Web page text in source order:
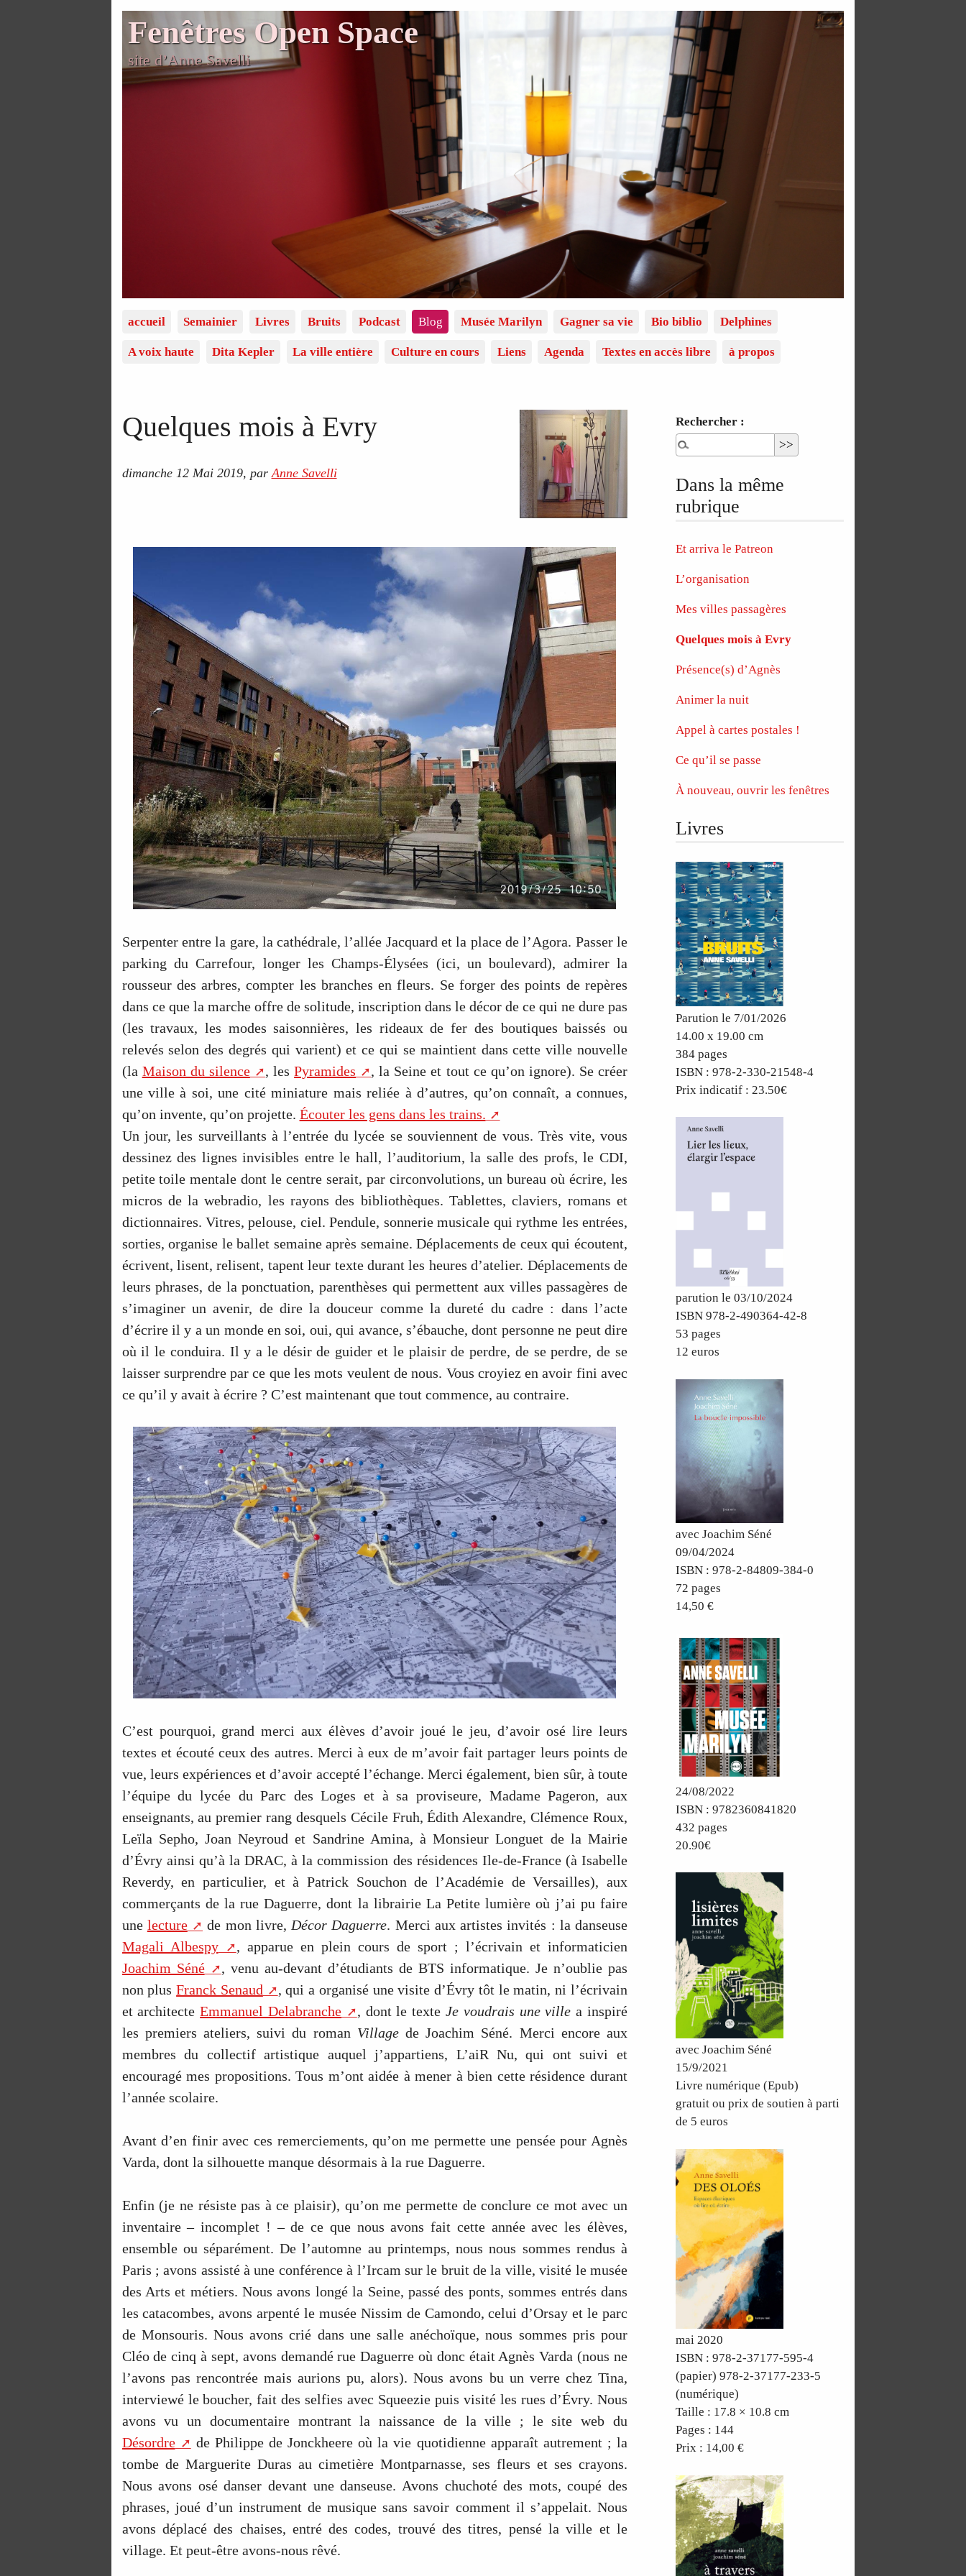
Fenêtres Open Space
site d’Anne Savelli
accueil Semainier Livres Bruits Podcast Blog Musée Marilyn Gagner sa vie Bio biblio Delphines
A voix haute Dita Kepler La ville entière Culture en cours Liens Agenda Textes en accès libre à propos
Quelques mois à Evry
dimanche 12 Mai 2019, par Anne Savelli
Serpenter entre la gare, la cathédrale, l’allée Jacquard et la place de l’Agora. Passer le
parking du Carrefour, longer les Champs-Élysées (ici, un boulevard), admirer la
rousseur des arbres, compter les branches en fleurs. Se forger des points de repères
dans ce que la marche offre de solitude, inscription dans le décor de ce qui ne dure pas
(les travaux, les modes saisonnières, les rideaux de fer des boutiques baissés ou
relevés selon des degrés qui varient) et ce qui se maintient dans cette ville nouvelle
(la Maison du silence , lesPyramides
, la Seine et tout ce qu’on ignore). Se créer
une ville à soi, une cité miniature mais reliée à d’autres, qu’on connaît, a connues,
qu’on invente, qu’on projette. Écouter les gens dans les trains.
Un jour, les surveillants à l’entrée du lycée se souviennent de vous. Très vite, vous
dessinez des lignes invisibles entre le hall, l’auditorium, la salle des profs, le CDI,
petite toile mentale dont le centre serait, par circonvolutions, un bureau où écrire, les
micros de la webradio, les rayons des bibliothèques. Tablettes, claviers, romans et
dictionnaires. Vitres, pelouse, ciel. Pendule, sonnerie musicale qui rythme les entrées,
sorties, organise le ballet semaine après semaine. Déplacements de ceux qui écoutent,
écrivent, lisent, relisent, tapent leur texte durant les heures d’atelier. Déplacements de
leurs phrases, de la ponctuation, parenthèses qui permettent aux villes passagères de
s’imaginer un avenir, de dire la douceur comme la dureté du cadre : dans l’acte
d’écrire il y a un monde en soi, oui, qui avance, s’ébauche, dont personne ne peut dire
où il le conduira. Il y a le désir de guider et le plaisir de perdre, de se perdre, de se
laisser surprendre par ce que les mots veulent de nous. Vous croyiez en avoir fini avec
ce qu’il y avait à écrire ? C’est maintenant que tout commence, au contraire.
C’est pourquoi, grand merci aux élèves d’avoir joué le jeu, d’avoir osé lire leurs
textes et écouté ceux des autres. Merci à eux de m’avoir fait partager leurs points de
vue, leurs expériences et d’avoir accepté l’échange. Merci également, bien sûr, à toute
l’équipe du lycée du Parc des Loges et à sa proviseure, Madame Pageron, aux
enseignants, au premier rang desquels Cécile Fruh, Édith Alexandre, Clémence Roux,
Leïla Sepho, Joan Neyroud et Sandrine Amina, à Monsieur Longuet de la Mairie
d’Évry ainsi qu’à la DRAC, à la commission des résidences Ile-de-France (à Isabelle
Reverdy, en particulier, et à Patrick Souchon de l’Académie de Versailles), aux
commerçants de la rue Daguerre, dont la librairie La Petite lumière où j’ai pu faire
une lecture de mon livre, Décor Daguerre. Merci aux artistes invités : la danseuse
Magali Albespy
, apparue en plein cours de sport ; l’écrivain et informaticien
Joachim Séné
, venu au-devant d’étudiants de BTS informatique. Je n’oublie pas
non plusFranck Senaud
, qui a organisé une visite d’Évry tôt le matin, ni l’écrivain
et architecteEmmanuel Delabranche , dont le texte Je voudrais une ville a inspiré
les premiers ateliers, suivi du roman Villagede Joachim Séné. Merci encore aux
membres du collectif artistique auquel j’appartiens, L’aiR Nu, qui ont suivi et
encouragé mes propositions. Tous m’ont aidée à mener à bien cette résidence durant
l’année scolaire.
Avant d’en finir avec ces remerciements, qu’on me permette une pensée pour Agnès
Varda, dont la silhouette manque désormais à la rue Daguerre.
Enfin (je ne résiste pas à ce plaisir), qu’on me permette de conclure ce mot avec un
inventaire – incomplet ! – de ce que nous avons fait cette année avec les élèves,
ensemble ou séparément. De l’automne au printemps, nous nous sommes rendus à
Paris ; avons assisté à une conférence à l’Ircam sur le bruit de la ville, visité le musée
des Arts et métiers. Nous avons longé la Seine, passé des ponts, sommes entrés dans
les catacombes, avons arpenté le musée Nissim de Camondo, celui d’Orsay et le parc
de Monsouris. Nous avons crié dans une salle anéchoïque, nous sommes pris pour
Cléo de cinq à sept, avons demandé rue Daguerre où donc était Agnès Varda (nous ne
l’avons pas rencontrée mais aurions pu, alors). Nous avons bu un verre chez Tina,
interviewé le boucher, fait des selfies avec Squeezie puis visité les rues d’Évry. Nous
avons vu un documentaire montrant la naissance de la ville ; le site web du
Désordre
de Philippe de Jonckheere où la vie quotidienne apparaît autrement ; la
tombe de Marguerite Duras au cimetière Montparnasse, ses fleurs et ses crayons.
Nous avons osé danser devant une danseuse. Avons chuchoté des mots, coupé des
phrases, joué d’un instrument de musique sans savoir comment il s’appelait. Nous
avons déplacé des chaises, entré des codes, trouvé des titres, pensé la ville et le
village. Et peut-être avons-nous rêvé.
Rechercher :
Dans la même
rubrique
Et arriva le Patreon
L’organisation
Mes villes passagères
Quelques mois à Evry
Présence(s) d’Agnès
Animer la nuit
Appel à cartes postales !
Ce qu’il se passe
À nouveau, ouvrir les fenêtres
Livres
Parution le 7/01/2026
14.00 x 19.00 cm
384 pages
ISBN : 978-2-330-21548-4
Prix indicatif : 23.50€
parution le 03/10/2024
ISBN 978-2-490364-42-8
53 pages
12 euros
avec Joachim Séné
09/04/2024
ISBN : 978-2-84809-384-0
72 pages
14,50 €
24/08/2022
ISBN : 9782360841820
432 pages
20.90€
avec Joachim Séné
15/9/2021
Livre numérique (Epub)
gratuit ou prix de soutien à parti
de 5 euros
mai 2020
ISBN : 978-2-37177-595-4
(papier) 978-2-37177-233-5
(numérique)
Taille : 17.8 × 10.8 cm
Pages : 144
Prix : 14,00 €